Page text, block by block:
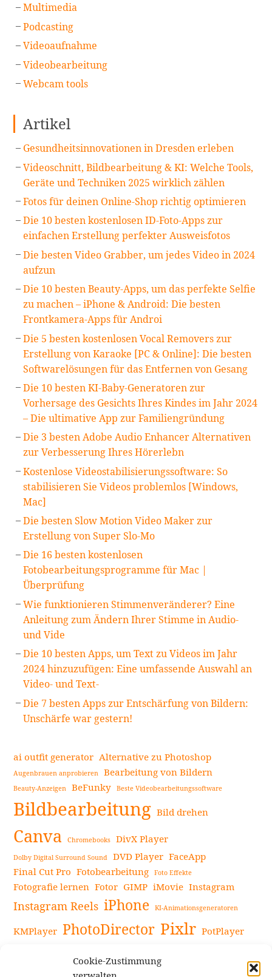
Cookie-Zustimmung
Multimedia
Podcasting
Videoaufnahme
Videobearbeitung
Webcam tools
Artikel
Gesundheitsinnovationen in Dresden erleben
Videoschnitt, Bildbearbeitung & KI: Welche Tools,
Geräte und Techniken 2025 wirklich zählen
Fotos für deinen Online-Shop richtig optimieren
Die 10 besten kostenlosen ID-Foto-Apps zur
einfachen Erstellung perfekter Ausweisfotos
Die besten Video Grabber, um jedes Video in 2024
aufzun
Die 10 besten Beauty-Apps, um das perfekte Selfie
zu machen – iPhone & Android: Die besten
Frontkamera-Apps für Androi
Die 5 besten kostenlosen Vocal Removers zur
Erstellung von Karaoke [PC & Online]: Die besten
Softwarelösungen für das Entfernen von Gesang
Die 10 besten KI-Baby-Generatoren zur
Vorhersage des Gesichts Ihres Kindes im Jahr 2024
– Die ultimative App zur Familiengründung
Die 3 besten Adobe Audio Enhancer Alternativen
zur Verbesserung Ihres Hörerlebn
Kostenlose Videostabilisierungssoftware: So
stabilisieren Sie Videos problemlos [Windows,
Mac]
Die besten Slow Motion Video Maker zur
Erstellung von Super Slo-Mo
Die 16 besten kostenlosen
Fotobearbeitungsprogramme für Mac |
Überprüfung
Wie funktionieren Stimmenveränderer? Eine
Anleitung zum Ändern Ihrer Stimme in Audio-
und Vide
Die 10 besten Apps, um Text zu Videos im Jahr
2024 hinzuzufügen: Eine umfassende Auswahl an
Video- und Text-
Die 7 besten Apps zur Entschärfung von Bildern:
Unschärfe war gestern!
ai outfit generator Alternative zu Photoshop
Augenbrauen anprobieren Bearbeitung von Bildern
Beauty-Anzeigen BeFunky Beste Videobearbeitungssoftware
Bildbearbeitung Bild drehen
Canva Chromebooks DivX Player
Dolby Digital Surround Sound DVD Player FaceApp
Final Cut Pro Fotobearbeitung Foto Effekte
Fotografie lernen Fotor GIMP iMovie Instagram
Instagram Reels iPhone KI-Animationsgeneratoren
KMPlayer PhotoDirector Pixlr PotPlayer
Snapseed